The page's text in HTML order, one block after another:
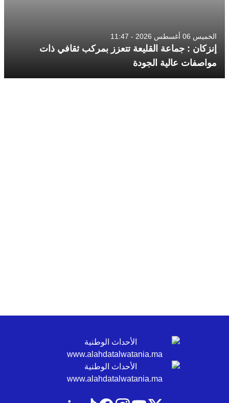
الخميس 06 أغسطس 2026 - 11:47
إنزكان : جماعة القليعة تتعزز بمركب ثقافي ذات
مواصفات عالية الجودة